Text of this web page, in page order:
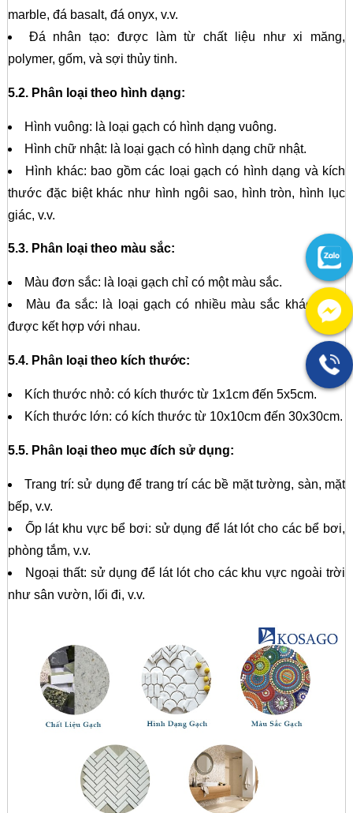
marble, đá basalt, đá onyx, v.v.
Đá nhân tạo: được làm từ chất liệu như xi măng,
polymer, gốm, và sợi thủy tinh.
5.2. Phân loại theo hình dạng:
Hình vuông: là loại gạch có hình dạng vuông.
Hình chữ nhật: là loại gạch có hình dạng chữ nhật.
Hình khác: bao gồm các loại gạch có hình dạng và kích
thước đặc biệt khác như hình ngôi sao, hình tròn, hình lục
giác, v.v.
5.3. Phân loại theo màu sắc:
Màu đơn sắc: là loại gạch chỉ có một màu sắc.
Màu đa sắc: là loại gạch có nhiều màu sắc khác nhau
được kết hợp với nhau.
5.4. Phân loại theo kích thước:
Kích thước nhỏ: có kích thước từ 1x1cm đến 5x5cm.
Kích thước lớn: có kích thước từ 10x10cm đến 30x30cm.
5.5. Phân loại theo mục đích sử dụng:
Trang trí: sử dụng để trang trí các bề mặt tường, sàn, mặt
bếp, v.v.
Ốp lát khu vực bể bơi: sử dụng để lát lót cho các bể bơi,
phòng tắm, v.v.
Ngoại thất: sử dụng để lát lót cho các khu vực ngoài trời
như sân vườn, lối đi, v.v.